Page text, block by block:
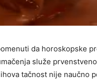
da horoskopske
služe
tačnost nije naučno